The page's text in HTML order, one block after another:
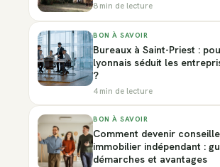
8 min de lecture
BON À SAVOIR
Bureaux à Saint-Priest :
lyonnais séduit les
?
4 min de lecture
BON À SAVOIR
Comment devenir
immobilier indépendant :
démarches et avantages